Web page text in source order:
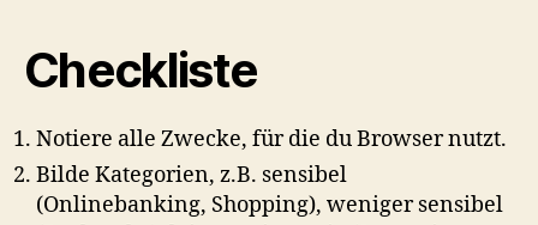
Checkliste
Notiere alle Zwecke, für die du Browser nutzt.
Bilde Kategorien, z.B. sensibel
(Onlinebanking, Shopping), weniger sensibel